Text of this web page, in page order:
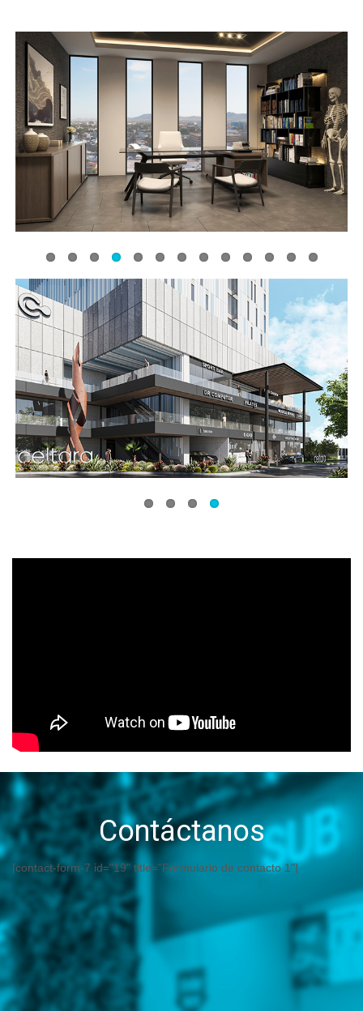
Contáctanos
[contact-form-7 id="19" title="Formulario de contacto 1"]